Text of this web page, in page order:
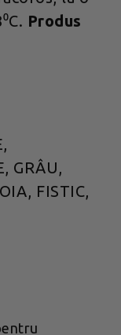
Produs
GRÂU,
FISTIC,